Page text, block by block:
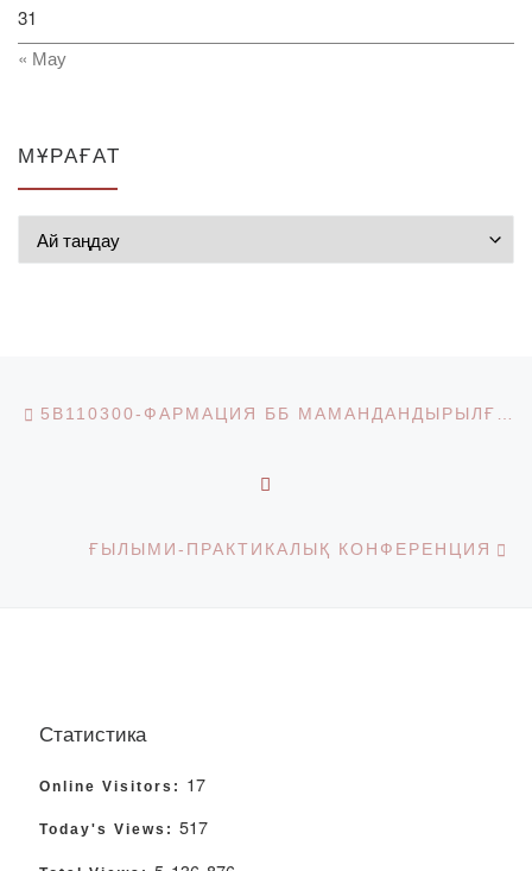
31
« Мау
МҰРАҒАТ
Post navigation 5В110300-ФАРМАЦИЯ ББ МАМАНДАНДЫРЫЛҒАН АККРЕДИТТЕУ ШЕҢБЕРІНДЕ СЫРТҚЫ БАҒАЛАУ (АУДИТ) БОЙЫНША НКАОКО САРАПТАМАЛЫҚ ТОБЫНЫҢ ЕСКЕРТУЛЕРІН ЖОЮ ЖӘНЕ ҰСЫНЫМДАРЫН ОРЫНДАУ БОЙЫНША ТҮЗЕТУ ІС-ҚИМЫЛДАРЫНЫҢ ЖОСПАРЫ
ҒЫЛЫМИ-ПРАКТИКАЛЫҚ КОНФЕРЕНЦИЯ
Статистика
Online Visitors: 17
Today's Views: 517